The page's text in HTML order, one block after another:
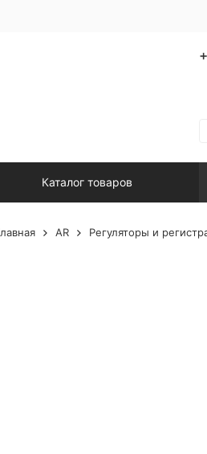
Каталог товаров
AR Регуляторы и